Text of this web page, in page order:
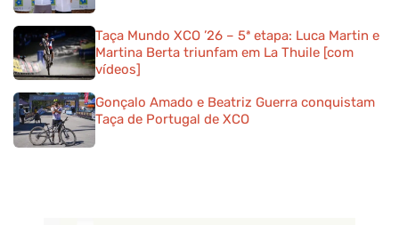
Taça Mundo XCO ’26 – 5ª etapa: Luca Martin e
Martina Berta triunfam em La Thuile [com
vídeos]
Gonçalo Amado e Beatriz Guerra conquistam
Taça de Portugal de XCO